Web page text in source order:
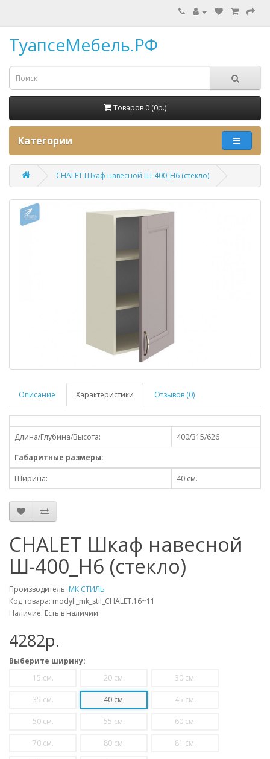
ТуапсеМебель.РФ
Товаров 0 (0p.)
Категории
CHALET Шкаф навесной Ш-400_Н6 (стекло)
Описание Характеристики Отзывов (0)
Длина/Глубина/Высота:
400/315/626
Габаритные размеры:
Ширина: 40 см.
CHALET Шкаф навесной
Ш-400_Н6 (стекло)
Производитель: МК СТИЛЬ
Код товара: modyli_mk_stil_CHALET.16~11
Наличие: Есть в наличии
4282p.
Выберите ширину:
15 см.
20 см. 30 см.
35 см. 40 см. 45 см.
50 см. 55 см. 60 см.
70 см. 80 см. 81 см.